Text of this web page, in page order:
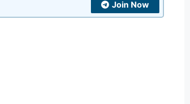
Join Now